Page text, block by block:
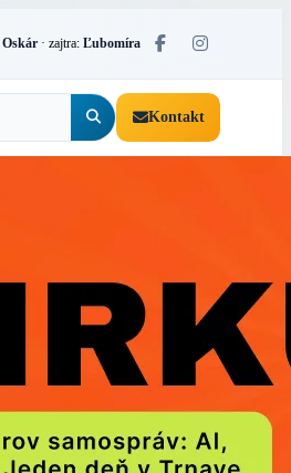
Oskár · zajtra: Ľubomíra
Kontakt